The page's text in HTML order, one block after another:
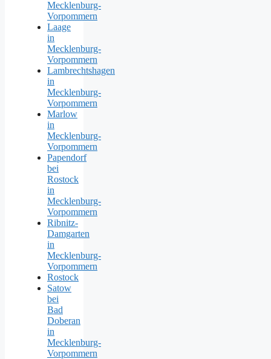
Mecklenburg-
Vorpommern
Laage
in
Mecklenburg-
Vorpommern
Lambrechtshagen
in
Mecklenburg-
Vorpommern
Marlow
in
Mecklenburg-
Vorpommern
Papendorf
bei
Rostock
in
Mecklenburg-
Vorpommern
Ribnitz-
Damgarten
in
Mecklenburg-
Vorpommern
Rostock
Satow
bei
Bad
Doberan
in
Mecklenburg-
Vorpommern